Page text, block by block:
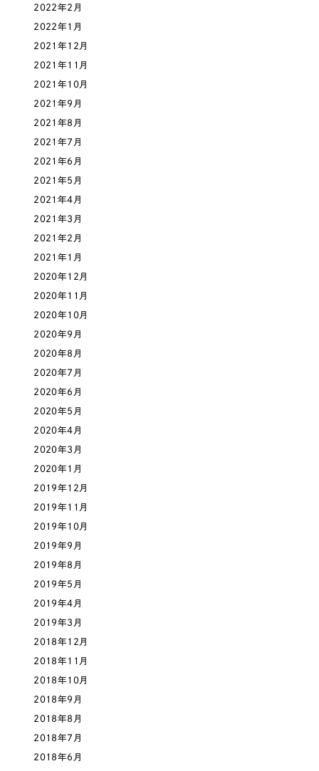
オレンジ・橙色
イエロー・黄色
グリーン・緑色
ブルー・青色
パープル・紫色
ピンク・桃色
カラフル・多色
その他
さらに条件を追加する
2022年2月
2022年1月
2021年12月
2021年11月
2021年10月
2021年9月
2021年8月
2021年7月
2021年6月
2021年5月
2021年4月
2021年3月
2021年2月
2021年1月
2020年12月
2020年11月
2020年10月
2020年9月
2020年8月
2020年7月
2020年6月
2020年5月
2020年4月
2020年3月
2020年1月
2019年12月
2019年11月
2019年10月
2019年9月
2019年8月
2019年5月
2019年4月
2019年3月
2018年12月
2018年11月
2018年10月
2018年9月
2018年8月
2018年7月
2018年6月